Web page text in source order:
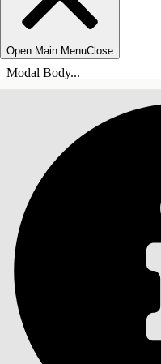
Open Main MenuClose
Modal Body...
Innehållsförteckningar
INNEHÅLLSFÖRTECKNINGAR